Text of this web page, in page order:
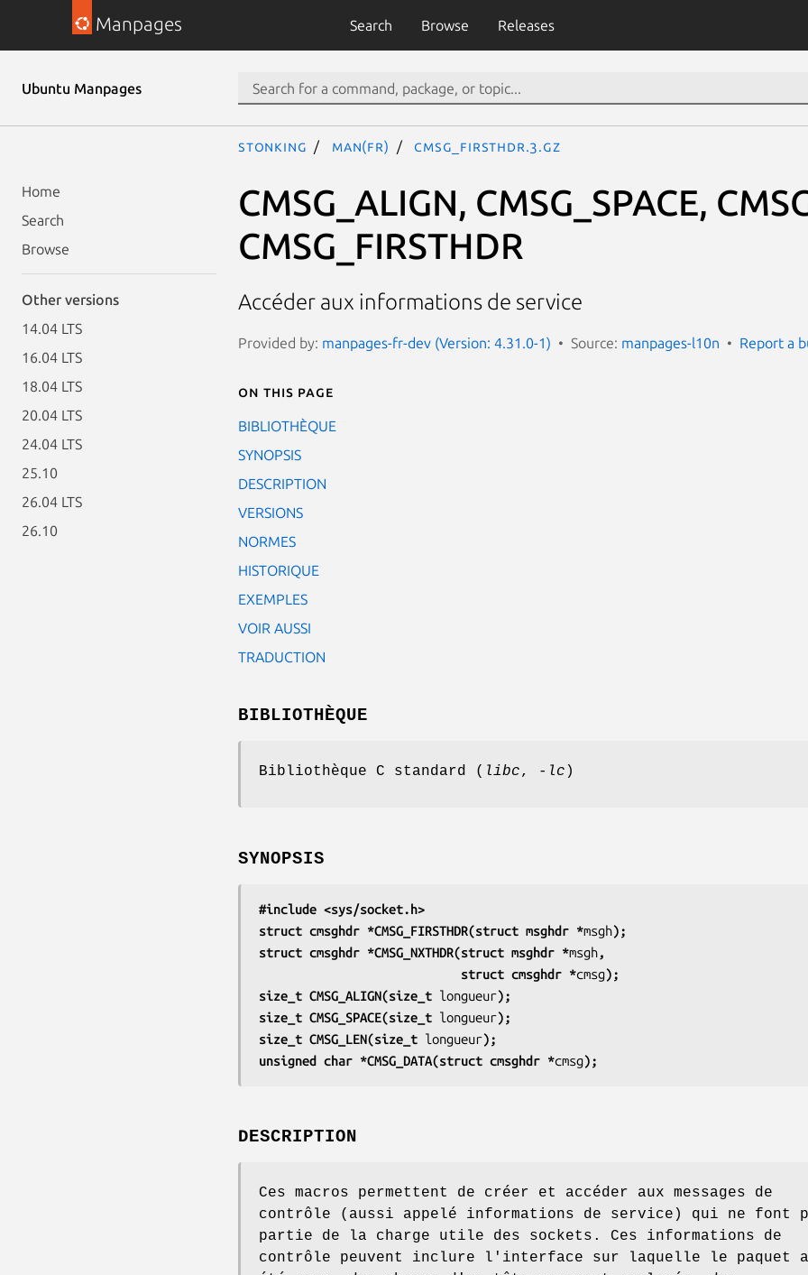
Manpages Search Browse Releases
Ubuntu Manpages
Home
Search
Browse
Other versions
14.04 LTS
16.04 LTS
18.04 LTS
20.04 LTS
24.04 LTS
25.10
26.04 LTS
26.10
stonking man(fr) CMSG_FIRSTHDR.3.gz
CMSG_ALIGN, CMSG_SPACE,
CMSG_FIRSTHDR
Accéder aux informations de service
Provided by: manpages-fr-dev (Version: 4.31.0-1) Source: manpages-l10n Report a
On this page
BIBLIOTHÈQUE
SYNOPSIS
DESCRIPTION
VERSIONS
NORMES
HISTORIQUE
EXEMPLES
VOIR AUSSI
TRADUCTION
BIBLIOTHÈQUE
Bibliothèque C standard ( libc, -lc )
SYNOPSIS
#include <sys/socket.h>
struct cmsghdr *CMSG_FIRSTHDR(struct msghdr *msgh);
struct cmsghdr *CMSG_NXTHDR(struct msghdr *msgh,
                            struct cmsghdr *
cmsg);
size_t CMSG_ALIGN(size_t longueur);
size_t CMSG_SPACE(size_t longueur);
size_t CMSG_LEN(size_t longueur);
unsigned char *CMSG_DATA(struct cmsghdr *cmsg);
DESCRIPTION
Ces macros permettent de créer et accéder aux messages de
contrôle (aussi appelé informations de service) qui ne font
partie de la charge utile des sockets. Ces informations de
contrôle peuvent inclure l'interface sur laquelle le paquet a